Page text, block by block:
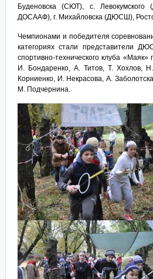
Буденовска (СЮТ), с.
ДОСААФ), г. Михайловска (ДЮСШ),
Чемпионами и победителя
категориях стали представители
спортивно-технического клуба
И. Бондаренко, А. Титов, Т. Хохлов,
Корниенко, И. Некрасова, А.
М. Подчернина.